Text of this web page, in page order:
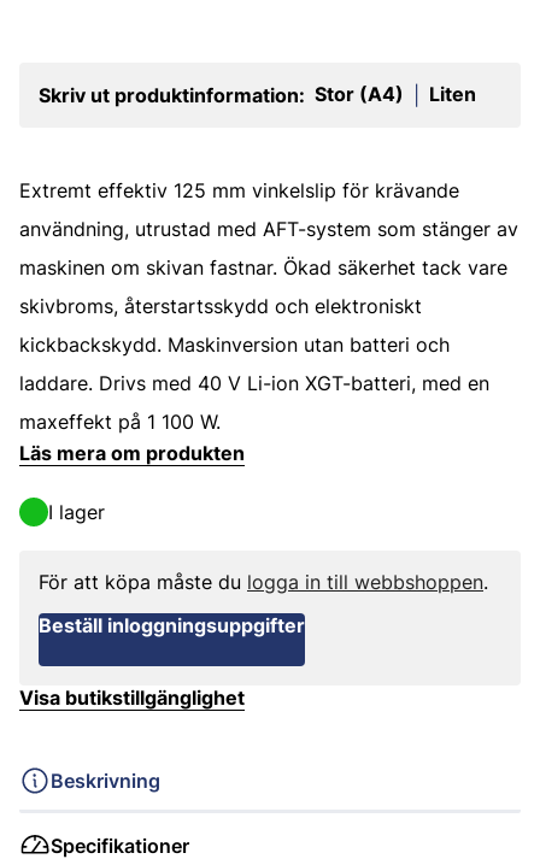
Skriv ut produktinformation: Stor (A4) Liten
Extremt effektiv 125 mm vinkelslip för krävande
användning, utrustad med AFT-system som stänger av
maskinen om skivan fastnar. Ökad säkerhet tack vare
skivbroms, återstartsskydd och elektroniskt
kickbacks­kydd. Maskinversion utan batteri och
laddare. Drivs med 40 V Li-ion XGT-batteri, med en
maxeffekt på 1 100 W.
Läs mera om produkten
I lager
För att köpa måste du logga in till webbshoppen.
Beställ inloggningsuppgifter
Visa butikstillgänglighet
Beskrivning
Specifikationer